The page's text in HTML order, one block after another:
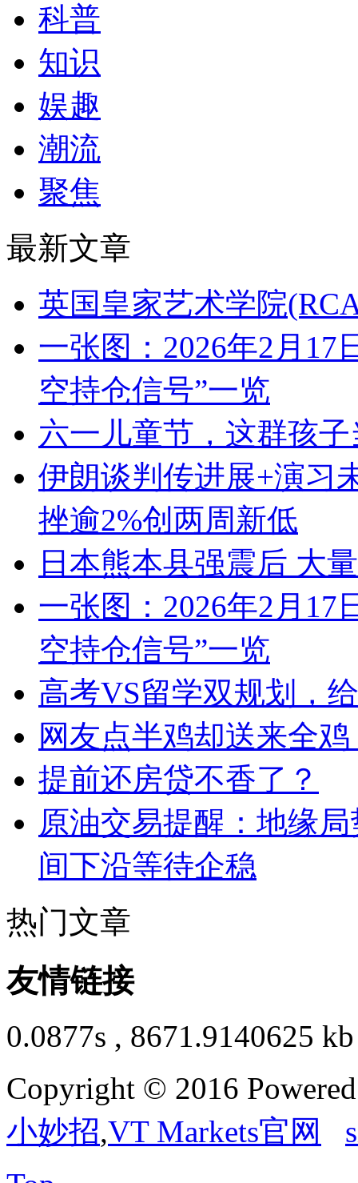
科普
知识
娱趣
潮流
聚焦
最新文章
英国皇家艺术学院
一张图：2026年2月17
空持仓信号”一览
六一儿童节，这群孩
伊朗谈判传进展+演习
挫逾2%创两周新低
日本熊本县强震后 大
一张图：2026年2月17
空持仓信号”一览
高考VS留学双规划，
网友点半鸡却送来全
提前还房贷不香了？
原油交易提醒：地缘
间下沿等待企稳
热门文章
友情链接
0.0877s , 8671.9140625 kb
Copyright © 2016
小妙招,VT Markets官网